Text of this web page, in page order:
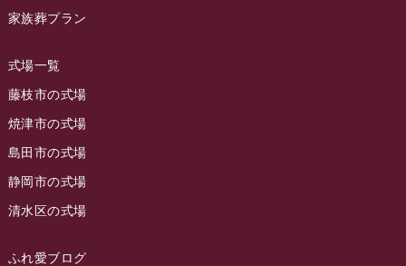
2023年9月
2023年7月
2023年6月
2023年5月
2023年4月
2023年3月
2023年2月
ラビュー島田稲荷
ラビュー焼津石津
ラビュー藤枝駅北
ラビュー清水飯田
ラビュー西焼津
ラビュー島田六合
ラビュー金谷
家族葬プラン
式場一覧
藤枝市の式場
焼津市の式場
島田市の式場
静岡市の式場
清水区の式場
ふれ愛ブログ